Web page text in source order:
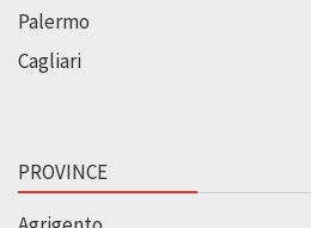
Palermo
Cagliari
PROVINCE